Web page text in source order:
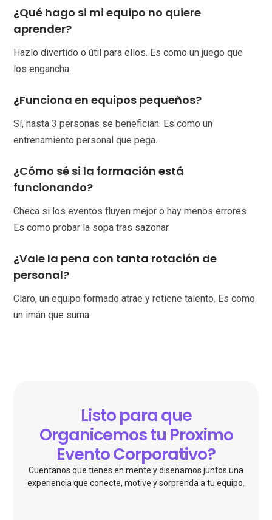
¿Qué hago si mi equipo no quiere
aprender?
Hazlo divertido o útil para ellos. Es como un juego que
los engancha.
¿Funciona en equipos pequeños?
Sí, hasta 3 personas se benefician. Es como un
entrenamiento personal que pega.
¿Cómo sé si la formación está
funcionando?
Checa si los eventos fluyen mejor o hay menos errores.
Es como probar la sopa tras sazonar.
¿Vale la pena con tanta rotación de
personal?
Claro, un equipo formado atrae y retiene talento. Es como
un imán que suma.
Listo para que
Organicemos tu Proximo
Evento Corporativo?
Cuentanos que tienes en mente y disenamos juntos una
experiencia que conecte, motive y sorprenda a tu equipo.